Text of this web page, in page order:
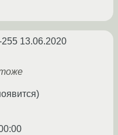
255 13.06.2020